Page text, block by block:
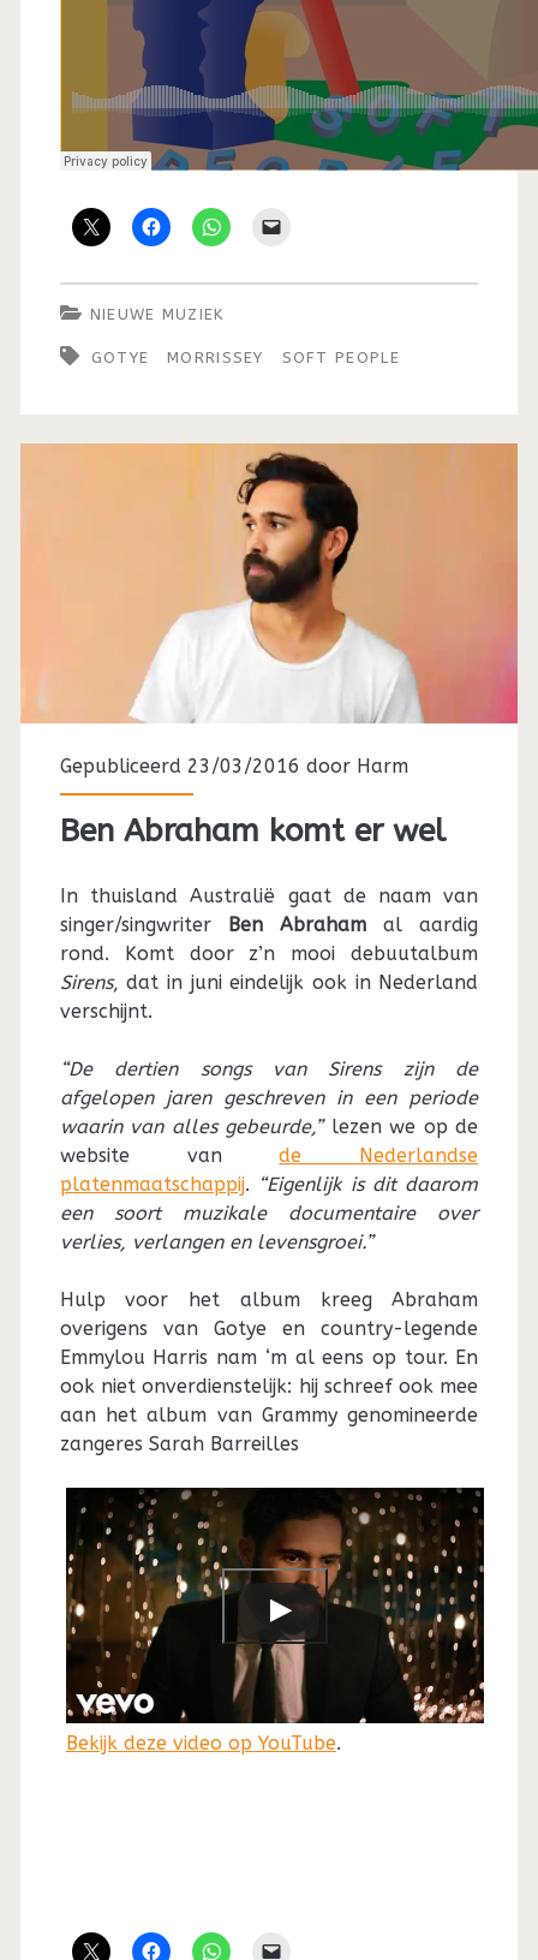
NIEUWE MUZIEK
GOTYE MORRISSEY SOFT PEOPLE
Gepubliceerd 23/03/2016 door Harm
Ben Abraham komt er wel
In thuisland Australië gaat de naam van
singer/singwriter Ben Abraham al aardig
rond. Komt door z’n mooi debuutalbum
Sirens, dat in juni eindelijk ook in Nederland
verschijnt.
“De dertien songs van Sirens zijn de
afgelopen jaren geschreven in een periode
waarin van alles gebeurde,”lezen we op de
website vande Nederlandse
platenmaatschappij. “Eigenlijk is dit daarom
een soort muzikale documentaire over
verlies, verlangen en levensgroei.”
Hulp voor het album kreeg Abraham
overigens van Gotye en country-legende
Emmylou Harris nam ‘m al eens op tour. En
ook niet onverdienstelijk: hij schreef ook mee
aan het album van Grammy genomineerde
zangeres Sarah Barreilles
Bekijk deze video op YouTube.